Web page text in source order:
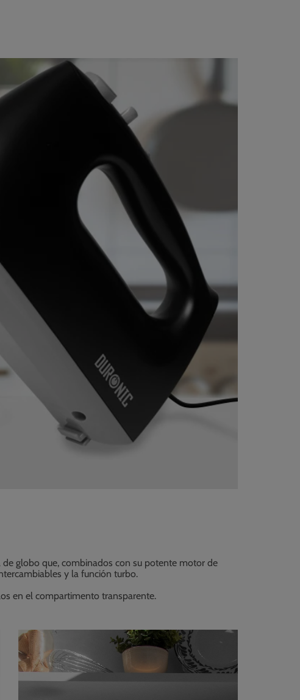
de globo que, combinados con su potente motor de
y la función turbo.
en el compartimento transparente.